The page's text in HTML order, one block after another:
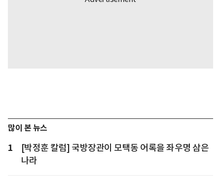
많이 본 뉴스
1
[박정훈 칼럼] 국방장관이 모택동 어록을 좌우명 삼은
나라